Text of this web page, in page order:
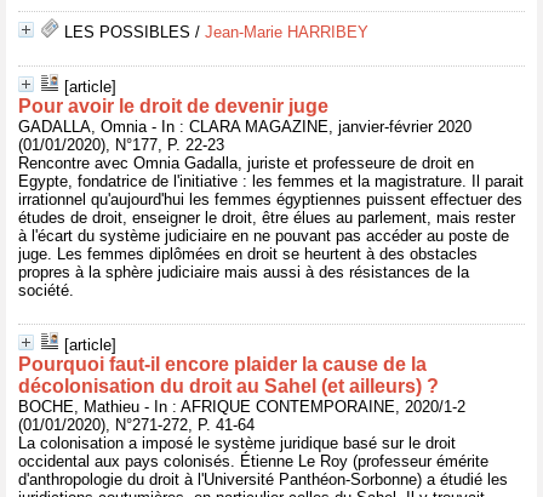
LES POSSIBLES / Jean-Marie HARRIBEY
[article]
Pour avoir le droit de devenir juge
GADALLA, Omnia - In : CLARA MAGAZINE, janvier-février 2020
(01/01/2020), N°177, P. 22-23
Rencontre avec Omnia Gadalla, juriste et professeure de droit en
Egypte, fondatrice de l'initiative : les femmes et la magistrature. Il parait
irrationnel qu'aujourd'hui les femmes égyptiennes puissent effectuer des
études de droit, enseigner le droit, être élues au parlement, mais rester
à l'écart du système judiciaire en ne pouvant pas accéder au poste de
juge. Les femmes diplômées en droit se heurtent à des obstacles
propres à la sphère judiciaire mais aussi à des résistances de la
société.
[article]
Pourquoi faut-il encore plaider la cause de la
décolonisation du droit au Sahel (et ailleurs) ?
BOCHE, Mathieu - In : AFRIQUE CONTEMPORAINE, 2020/1-2
(01/01/2020), N°271-272, P. 41-64
La colonisation a imposé le système juridique basé sur le droit
occidental aux pays colonisés. Étienne Le Roy (professeur émérite
d'anthropologie du droit à l'Université Panthéon-Sorbonne) a étudié les